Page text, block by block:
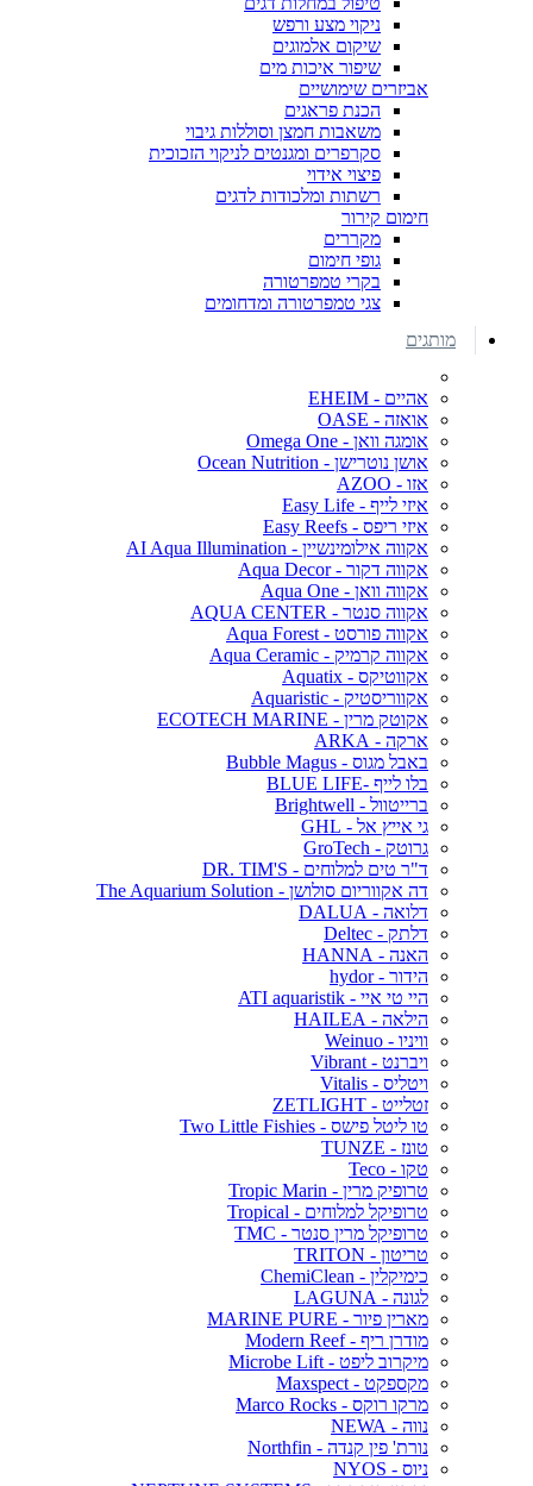
ניקוי מצע ורפש
שיקום אלמוגים
שיפור איכות מים
אביזרים שימושיים
הכנת פראגים
משאבות חמצן וסוללות גיבוי
סקרפרים ומגנטים לניקוי הזכוכית
פיצוי אידוי
רשתות ומלכודות לדגים
חימום קירור
מקררים
גופי חימום
בקרי טמפרטורה
צגי טמפרטורה ומדחומים
מותגים
אהיים - EHEIM
אואזה - OASE
אומגה וואן - Omega One
אושן נוטרישן - Ocean Nutrition
אזו - AZOO
איזי לייף - Easy Life
איזי ריפס - Easy Reefs
אקווה אילומינשיין - AI Aqua Illumination
אקווה דקור - Aqua Decor
אקווה וואן - Aqua One
אקווה סנטר - AQUA CENTER
אקווה פורסט - Aqua Forest
אקווה קרמיק - Aqua Ceramic
אקווטיקס - Aquatix
אקווריסטיק - Aquaristic
אקוטק מרין - ECOTECH MARINE
ארקה - ARKA
באבל מגוס - Bubble Magus
בלו לייף -BLUE LIFE
ברייטוול - Brightwell
גי אייץ אל - GHL
גרוטק - GroTech
ד"ר טים למלוחים - DR. TIM'S
דה אקווריום סולושן - The Aquarium Solution
דלואה - DALUA
דלתק - Deltec
האנה - HANNA
הידור - hydor
היי טי איי - ATI aquaristik
הילאה - HAILEA
וויניו - Weinuo
ויברנט - Vibrant
ויטליס - Vitalis
זטלייט - ZETLIGHT
טו ליטל פישס - Two Little Fishies
טונז - TUNZE
טקו - Teco
טרופיק מרין - Tropic Marin
טרופיקל למלוחים - Tropical
טרופיקל מרין סנטר - TMC
טריטון - TRITON
כימיקלין - ChemiClean
לגונה - LAGUNA
מארין פיור - MARINE PURE
מודרן ריף - Modern Reef
מיקרוב ליפט - Microbe Lift
מקספקט - Maxspect
מרקו רוקס - Marco Rocks
נווה - NEWA
נורת' פין קנדה - Northfin
ניוס - NYOS